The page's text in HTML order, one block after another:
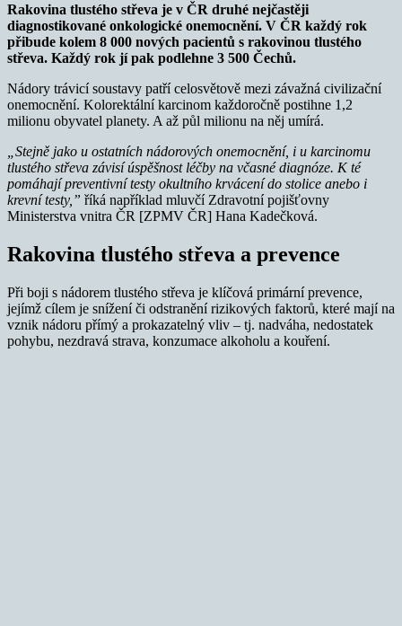
Rakovina tlustého střeva je v ČR druhé nejčastěji
diagnostikované onkologické onemocnění. V ČR každý rok
přibude kolem 8 000 nových pacientů s rakovinou tlustého
střeva. Každý rok jí pak podlehne 3 500 Čechů.
Nádory trávicí soustavy patří celosvětově mezi závažná civilizační
onemocnění. Kolorektální karcinom každoročně postihne 1,2
milionu obyvatel planety. A až půl milionu na něj umírá.
„Stejně jako u ostatních nádorových onemocnění, i u karcinomu
tlustého střeva závisí úspěšnost léčby na včasné diagnóze. K té
pomáhají preventivní testy okultního krvácení do stolice anebo i
krevní testy,” říká například mluvčí Zdravotní pojišťovny
Ministerstva vnitra ČR [ZPMV ČR] Hana Kadečková.
Rakovina tlustého střeva a prevence
Při boji s nádorem tlustého střeva je klíčová primární prevence,
jejímž cílem je snížení či odstranění rizikových faktorů, které mají na
vznik nádoru přímý a prokazatelný vliv – tj. nadváha, nedostatek
pohybu, nezdravá strava, konzumace alkoholu a kouření.